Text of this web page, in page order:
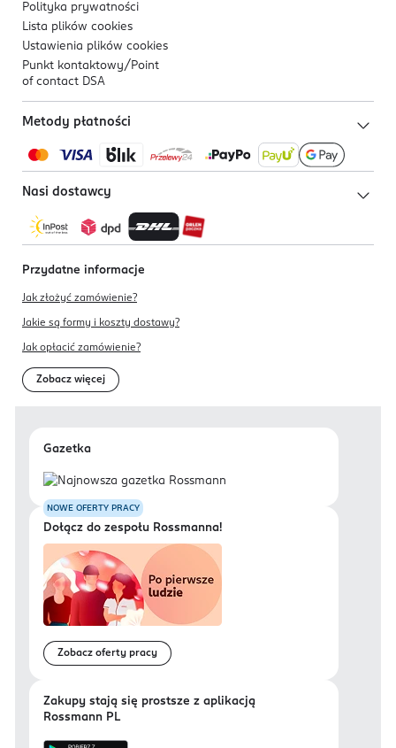
Polityka prywatności
Lista plików cookies
Ustawienia plików cookies
Punkt kontaktowy/ Point
of contact DSA
Metody płatności
Nasi dostawcy
Przydatne informacje
Jak złożyć zamówienie?
Jakie są formy i koszty dostawy?
Jak opłacić zamówienie?
Zobacz więcej
Gazetka
NOWE OFERTY PRACY
Dołącz do zespołu Rossmanna!
Zobacz oferty pracy
Zakupy stają się prostsze z aplikacją
Rossmann PL